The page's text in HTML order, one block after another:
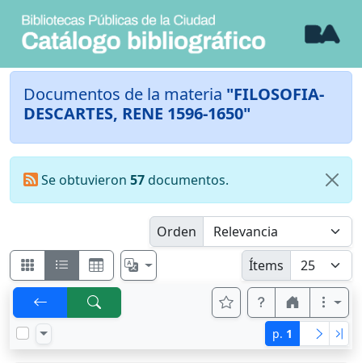
Documentos de la materia "FILOSOFIA-
DESCARTES, RENE 1596-1650"
Se obtuvieron 57documentos.
Orden
Ítems
p. 1